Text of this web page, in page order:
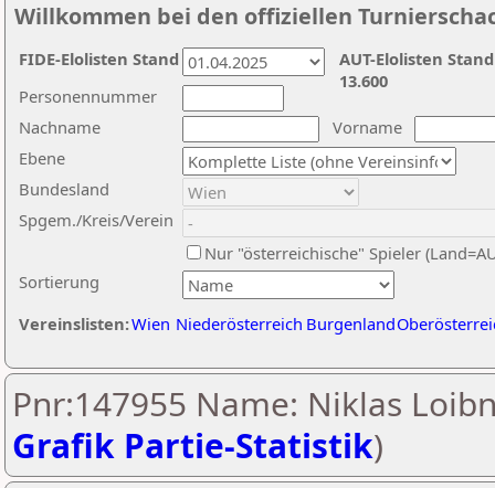
Willkommen bei den offiziellen
Nachname
Vorname
Ebene
Sortierung
Personennummer
Bundesland
Spgem./Kreis/Verein
Nur "österreichische" Spieler
Vereinslisten:Wien Niederösterreich Burgenland
AUT-Elolisten
13.600
FIDE-Elolisten Stand
Pnr:147955 Name: Niklas
Grafik Partie-Statistik)